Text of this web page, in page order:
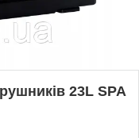
23L SPA